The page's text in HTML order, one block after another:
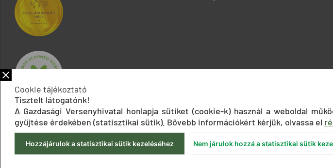
Impresszum Adatkezelési tájékoztatók Akadálymentesítési nyilatkozat Közadatkereső
Cookie tájékoztató
Tisztelt látogatónk!
A Gazdasági Versenyhivatal honlapja sütiket (cookie-k) használ a weboldal
gyűjtése érdekében (statisztikai sütik). Bővebb információkért kérjük, olvassa el
Hozzájárulok a statisztikai sütik kezeléséhez Nem járulok hozzá a statisztikai sütik